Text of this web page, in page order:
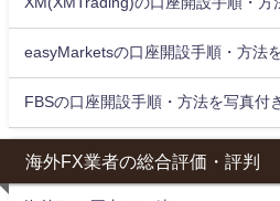
easyMarketsの口座開設手順・方法
FBSの口座開設手順・方法を写真付
海外FX業者の総合評価・評判